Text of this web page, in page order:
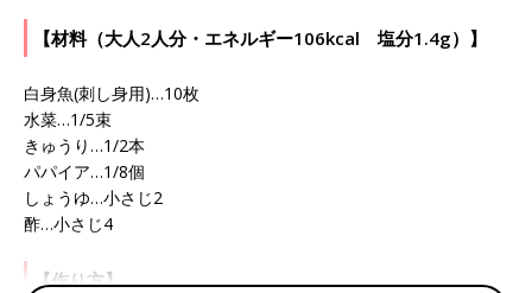
【材料（大人2人分・エネルギー106kcal 塩分1.4g）】
白身魚(刺し身用)…10枚
水菜…1/5束
きゅうり…1/2本
パパイア…1/8個
しょうゆ…小さじ2
酢…小さじ4
【作り方】